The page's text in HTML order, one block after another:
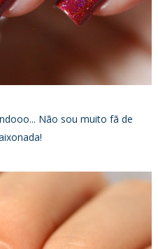
Não sou muito fã de